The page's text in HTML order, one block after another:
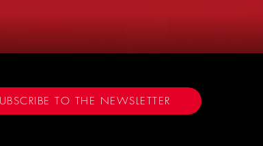
TO THE NEWSLETTER